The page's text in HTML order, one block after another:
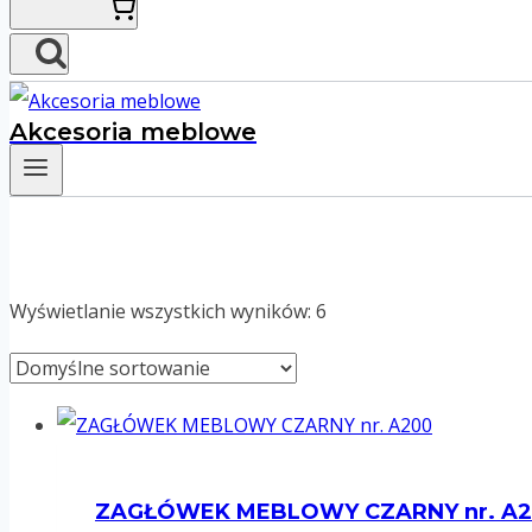
Akcesoria meblowe
Wyświetlanie wszystkich wyników: 6
ZAGŁÓWEK MEBLOWY CZARNY nr.